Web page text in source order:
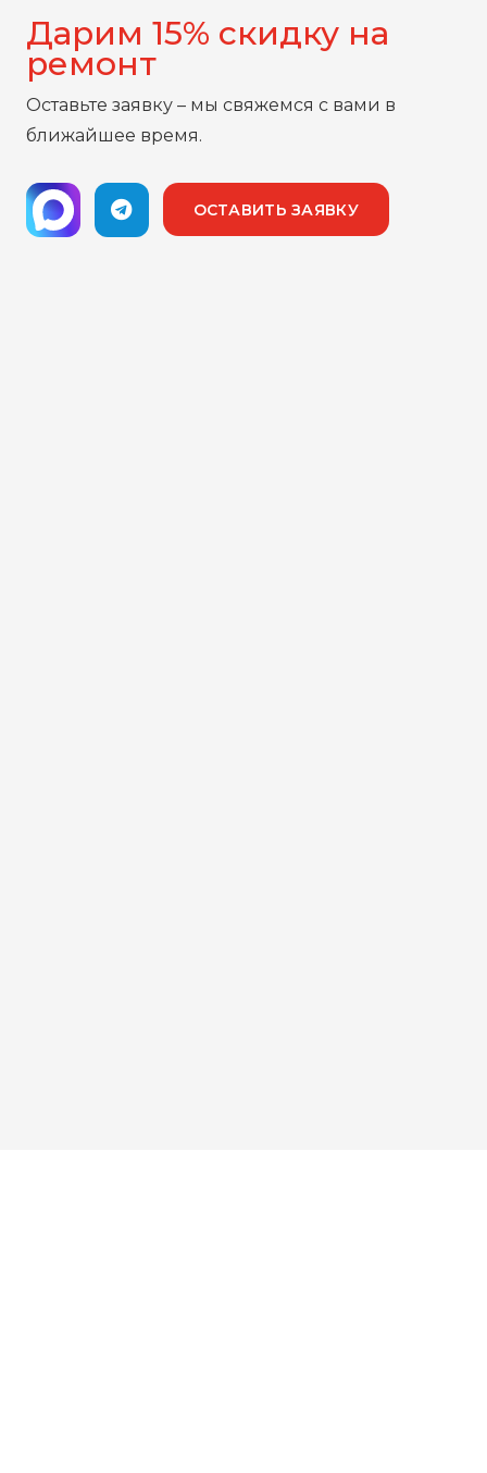
Дарим 15% скидку на
ремонт
Оставьте заявку – мы свяжемся с вами в
ближайшее время.
ОСТАВИТЬ ЗАЯВКУ